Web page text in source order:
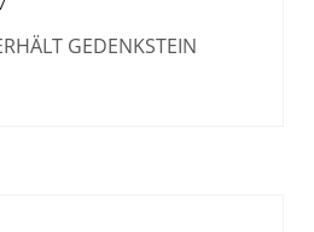
GEDENKSTEIN